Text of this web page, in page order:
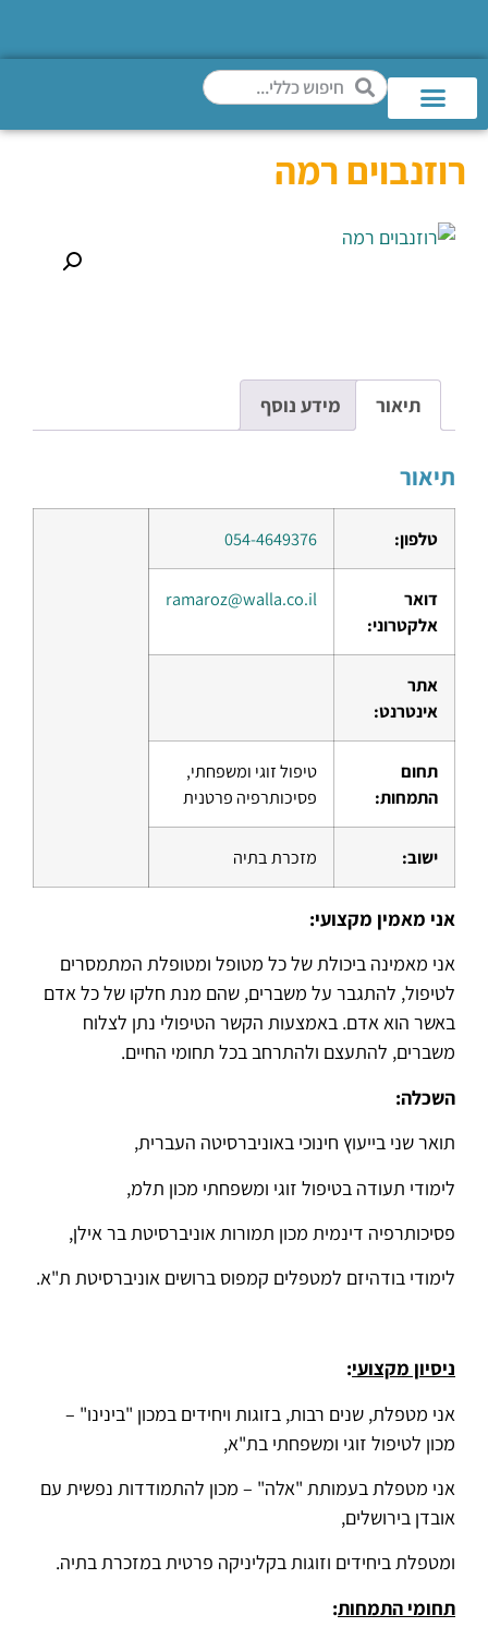
רוזנבוים רמה
תיאור מידע נוסף
תיאור
טלפון: 054-4649376
דואר
אלקטרוני:
ramaroz@walla.co.il
אתר
אינטרנט:
תחום
התמחות:
טיפול זוגי ומשפחתי,
פסיכותרפיה פרטנית
ישוב: מזכרת בתיה
אני מאמין מקצועי:
אני מאמינה ביכולת של כל מטופל ומטופלת המתמסרים
לטיפול, להתגבר על משברים, שהם מנת חלקו של כל אדם
באשר הוא אדם. באמצעות הקשר הטיפולי נתן לצלוח
משברים, להתעצם ולהתרחב בכל תחומי החיים.
השכלה:
תואר שני בייעוץ חינוכי באוניברסיטה העברית,
לימודי תעודה בטיפול זוגי ומשפחתי מכון תלמ,
פסיכותרפיה דינמית מכון תמורות אוניברסיטת בר אילן,
לימודי בודהיזם למטפלים קמפוס ברושים אוניברסיטת ת"א.
ניסיון מקצועי:
אני מטפלת, שנים רבות, בזוגות ויחידים במכון "בינינו" –
מכון לטיפול זוגי ומשפחתי בת"א,
אני מטפלת בעמותת "אלה" – מכון להתמודדות נפשית עם
אובדן בירושלים,
ומטפלת ביחידים וזוגות בקליניקה פרטית במזכרת בתיה.
תחומי התמחות: